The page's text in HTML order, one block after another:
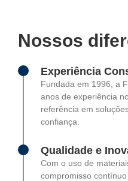
Nossos
Experiência
Fundada em 1996, a
anos de experiência
referência em
confiança.
Qualidade e
Com o uso de
compromisso